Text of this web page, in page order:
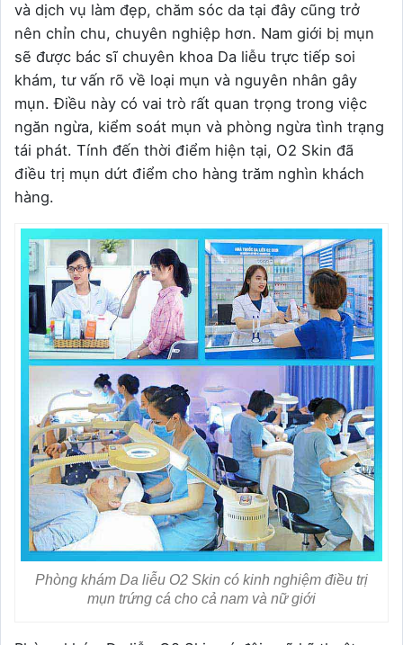
và dịch vụ làm đẹp, chăm sóc da tại đây cũng trở
nên chỉn chu, chuyên nghiệp hơn. Nam giới bị mụn
sẽ được bác sĩ chuyên khoa Da liễu trực tiếp soi
khám, tư vấn rõ về loại mụn và nguyên nhân gây
mụn. Điều này có vai trò rất quan trọng trong việc
ngăn ngừa, kiểm soát mụn và phòng ngừa tình trạng
tái phát. Tính đến thời điểm hiện tại, O2 Skin đã
điều trị mụn dứt điểm cho hàng trăm nghìn khách
hàng.
Phòng khám Da liễu O2 Skin có kinh nghiệm điều trị
mụn trứng cá cho cả nam và nữ giới